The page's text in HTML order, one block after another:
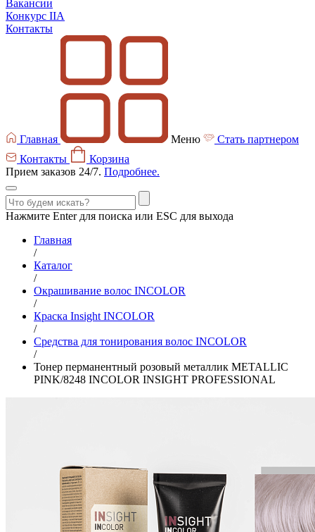
Вакансии
Конкурс IIA
Контакты
Главная Меню
Стать партнером
Контакты
Корзина
Прием заказов 24/7. Подробнее.
Нажмите Enter для поиска или ESC для выхода
Главная
/
Каталог
/
Окрашивание волос INCOLOR
/
Краска Insight INCOLOR
/
Средства для тонирования волос INCOLOR
/
Тонер перманентный розовый металлик METALLIC
PINK/8248 INCOLOR INSIGHT PROFESSIONAL